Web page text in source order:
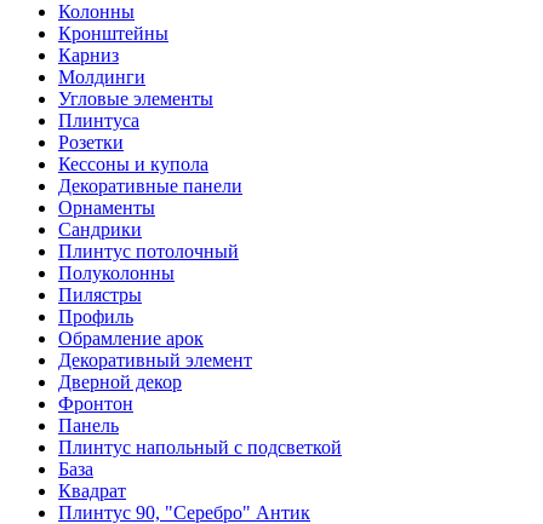
Колонны
Кронштейны
Карниз
Молдинги
Угловые элементы
Плинтуса
Розетки
Кессоны и купола
Декоративные панели
Орнаменты
Сандрики
Плинтус потолочный
Полуколонны
Пилястры
Профиль
Обрамление арок
Декоративный элемент
Дверной декор
Фронтон
Панель
Плинтус напольный с подсветкой
База
Квадрат
Плинтус 90, "Серебро" Антик